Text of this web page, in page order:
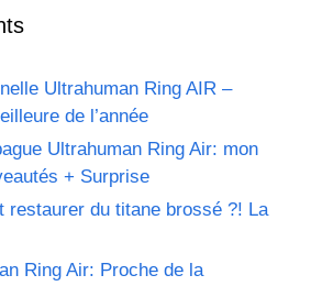
Ultrahuman Ring AIR –
de l’année
Ultrahuman Ring Air: mon
+ Surprise
restaurer du titane brossé ?! La
Ring Air: Proche de la